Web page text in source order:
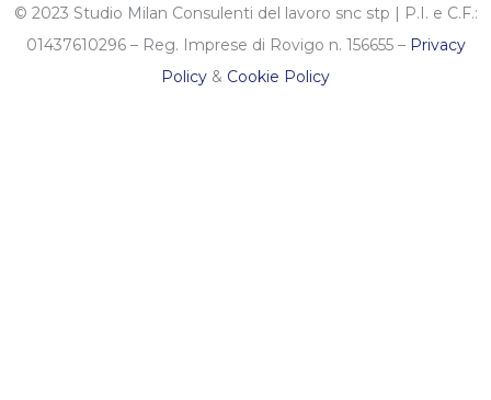
© 2023 Studio Milan Consulenti del lavoro snc stp | P.I. e C.F.:
01437610296 – Reg. Imprese di Rovigo n. 156655 – Privacy
Policy & Cookie Policy